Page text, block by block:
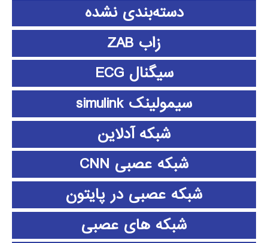
دسته‌بندی نشده
زاب ZAB
سیگنال ECG
سیمولینک simulink
شبکه آدلاین
شبکه عصبی CNN
شبکه عصبی در پایتون
شبکه های عصبی